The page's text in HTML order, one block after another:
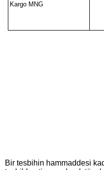
Kargo MNG
Bir tesbihin hammaddesi